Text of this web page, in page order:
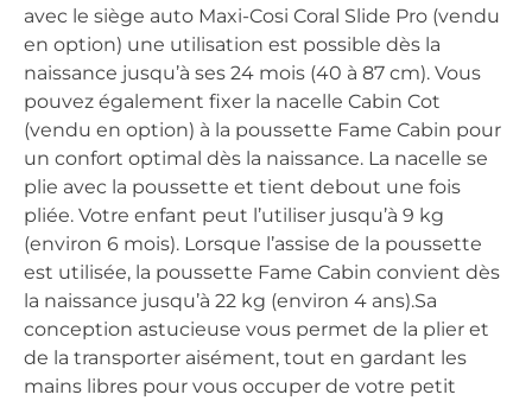
avec le siège auto Maxi-Cosi Coral Slide Pro (vendu
en option) une utilisation est possible dès la
naissance jusqu’à ses 24 mois (40 à 87 cm). Vous
pouvez également fixer la nacelle Cabin Cot
(vendu en option) à la poussette Fame Cabin pour
un confort optimal dès la naissance. La nacelle se
plie avec la poussette et tient debout une fois
pliée. Votre enfant peut l’utiliser jusqu’à 9 kg
(environ 6 mois). Lorsque l’assise de la poussette
est utilisée, la poussette Fame Cabin convient dès
la naissance jusqu’à 22 kg (environ 4 ans).Sa
conception astucieuse vous permet de la plier et
de la transporter aisément, tout en gardant les
mains libres pour vous occuper de votre petit